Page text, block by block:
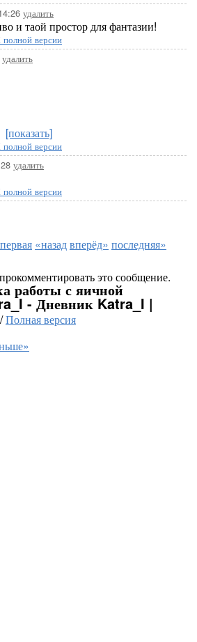
удалить
и таой простор для фантазии!
версии
удалить
[показать]
версии
удалить
версии
«назадвперёд» последняя»
это сообщение.
работы с яичной
- Дневник Katra_I |
/Полная версия